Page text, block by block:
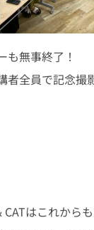
も無事終了！
全員で記念撮
CATはこれから